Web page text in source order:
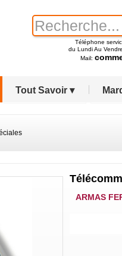
Téléphone
du Lundi Au
Mail:
Tout Savoir ▾
ARMAS